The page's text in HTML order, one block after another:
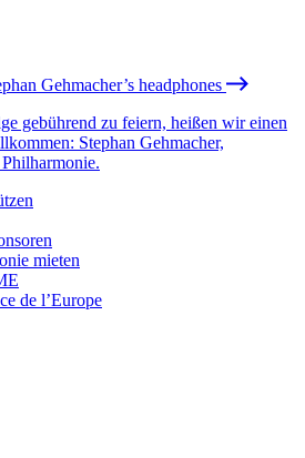
Gehmacher’s headphones
gebührend zu feiern, heißen wir einen
Stephan Gehmacher,
mieten
de l’Europe